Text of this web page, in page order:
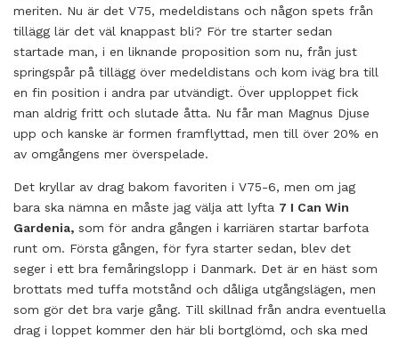
meriten. Nu är det V75, medeldistans och någon spets från
tillägg lär det väl knappast bli? För tre starter sedan
startade man, i en liknande proposition som nu, från just
springspår på tillägg över medeldistans och kom iväg bra till
en fin position i andra par utvändigt. Över upploppet fick
man aldrig fritt och slutade åtta. Nu får man Magnus Djuse
upp och kanske är formen framflyttad, men till över 20% en
av omgångens mer överspelade.
Det kryllar av drag bakom favoriten i V75-6, men om jag
bara ska nämna en måste jag välja att lyfta 7 I Can Win
Gardenia, som för andra gången i karriären startar barfota
runt om. Första gången, för fyra starter sedan, blev det
seger i ett bra femåringslopp i Danmark. Det är en häst som
brottats med tuffa motstånd och dåliga utgångslägen, men
som gör det bra varje gång. Till skillnad från andra eventuella
drag i loppet kommer den här bli bortglömd, och ska med